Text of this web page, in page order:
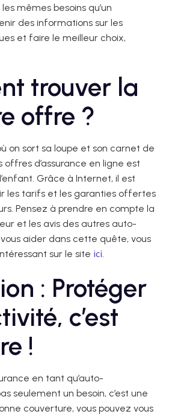
mêmes besoins qu’un
des informations sur les
et faire le meilleur choix,
trouver la
offre ?
on sort sa loupe et son carnet de
offres d’assurance en ligne est
Grâce à Internet, il est
les tarifs et les garanties offertes
Pensez à prendre en compte la
et les avis des autres auto-
aider dans cette quête, vous
sur le site ici.
: Protéger
c’est
!
en tant qu’auto-
seulement un besoin, c’est une
couverture, vous pouvez vous